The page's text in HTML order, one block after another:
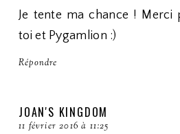
Je tente ma chance ! Merci
toi et Pygamlion :)
Répondre
JOAN'S KINGDOM
11 février 2016 à 11:25